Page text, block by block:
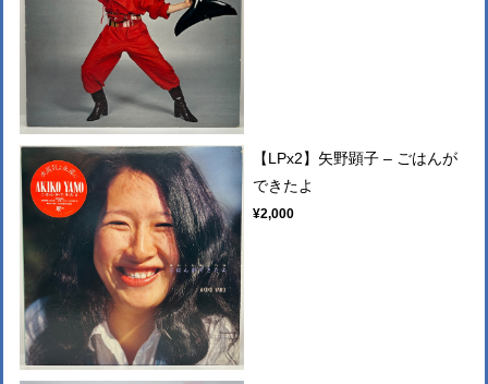
【LPx2】矢野顕子 ‎– ごはんが
できたよ
¥2,000